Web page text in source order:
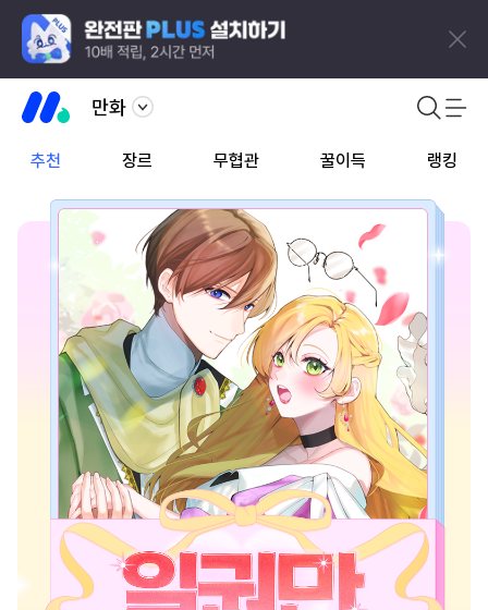
만화
추천 장르 무협관 꿀이득 랭킹